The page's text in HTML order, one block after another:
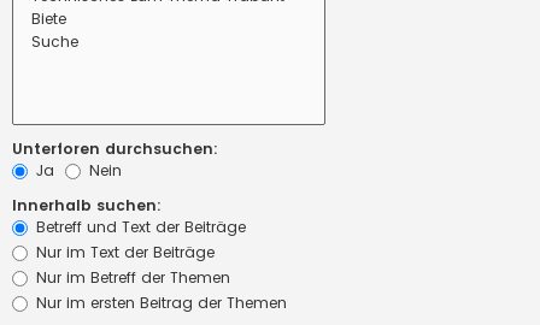
Unterforen durchsuchen:
Ja
Nein
Innerhalb suchen:
Betreff und Text der Beiträge
Nur im Text der Beiträge
Nur im Betreff der Themen
Nur im ersten Beitrag der Themen